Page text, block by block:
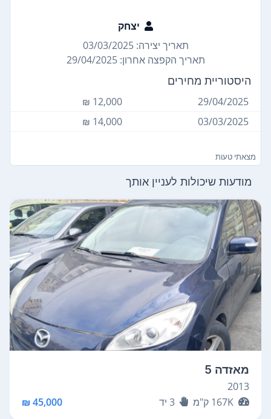
יצחק
תאריך יצירה: 03/03/2025
תאריך הקפצה אחרון: 29/04/2025
היסטוריית מחירים
29/04/2025
12,000 ₪
03/03/2025
14,000 ₪
מצאתי טעות
מודעות שיכולות לעניין אותך
מאזדה 5
2013
167K ק"מ 3 יד 45,000 ₪